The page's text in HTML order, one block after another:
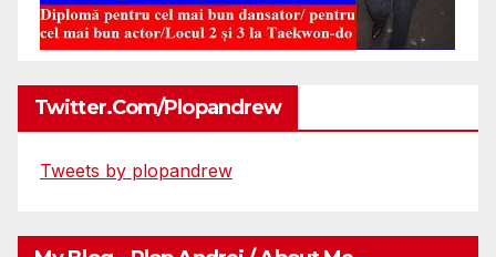
Twitter.com/plopandrew
Tweets by plopandrew